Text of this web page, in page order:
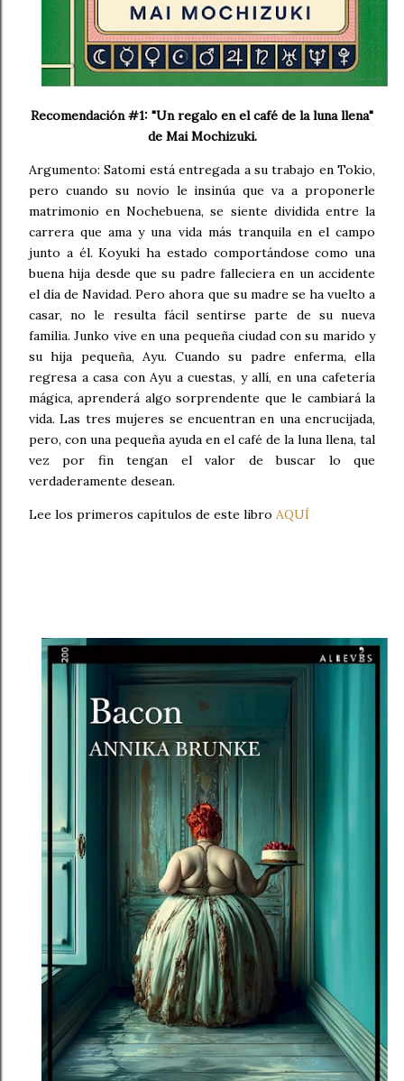
Recomendación #1: "Un regalo en el café de la luna llena"
de Mai Mochizuki.
Argumento: Satomi está entregada a su trabajo en Tokio,
pero cuando su novio le insinúa que va a proponerle
matrimonio en Nochebuena, se siente dividida entre la
carrera que ama y una vida más tranquila en el campo
junto a él. Koyuki ha estado comportándose como una
buena hija desde que su padre falleciera en un accidente
el día de Navidad. Pero ahora que su madre se ha vuelto a
casar, no le resulta fácil sentirse parte de su nueva
familia. Junko vive en una pequeña ciudad con su marido y
su hija pequeña, Ayu. Cuando su padre enferma, ella
regresa a casa con Ayu a cuestas, y allí, en una cafetería
mágica, aprenderá algo sorprendente que le cambiará la
vida. Las tres mujeres se encuentran en una encrucijada,
pero, con una pequeña ayuda en el café de la luna llena, tal
vez por fin tengan el valor de buscar lo que
verdaderamente desean.
Lee los primeros capítulos de este libro AQUÍ